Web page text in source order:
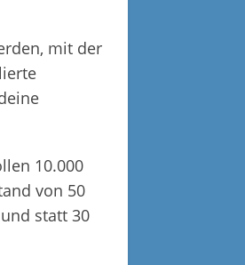
mit der
10.000
von 50
statt 30